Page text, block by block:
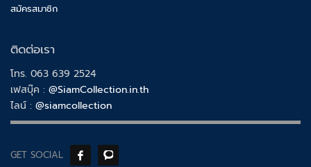
สมัครสมาชิก
ติดต่อเรา
โทร. 063 639 2524
เฟสบุ๊ค : @SiamCollection.in.th
ไลน์ : @siamcollection
GET SOCIAL